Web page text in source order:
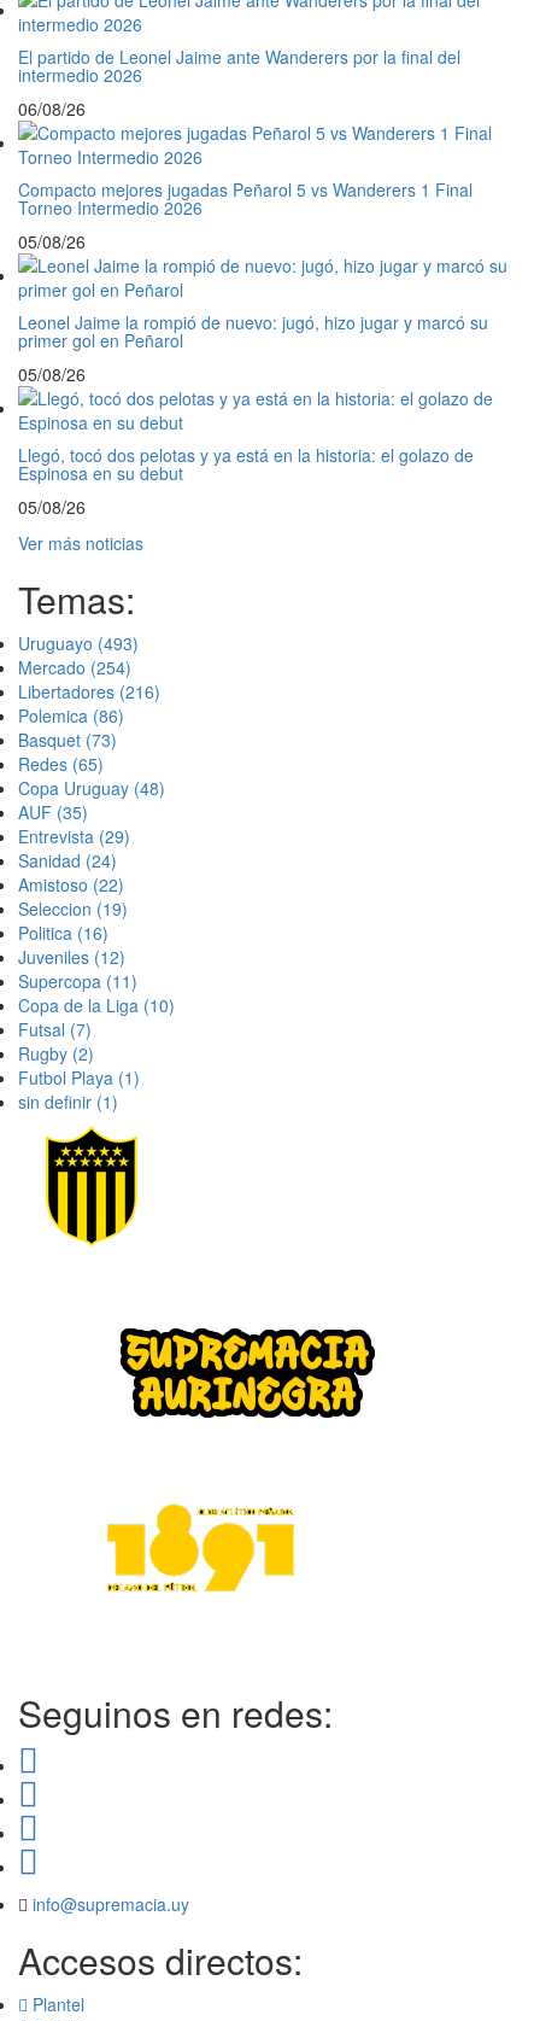
El partido de Leonel Jaime ante Wanderers por la final del
intermedio 2026
06/08/26
Compacto mejores jugadas Peñarol 5 vs Wanderers 1 Final
Torneo Intermedio 2026
05/08/26
Leonel Jaime la rompió de nuevo: jugó, hizo jugar y marcó su
primer gol en Peñarol
05/08/26
Llegó, tocó dos pelotas y ya está en la historia: el golazo de
Espinosa en su debut
05/08/26
Ver más noticias
Temas:
Uruguayo (493)
Mercado (254)
Libertadores (216)
Polemica (86)
Basquet (73)
Redes (65)
Copa Uruguay (48)
AUF (35)
Entrevista (29)
Sanidad (24)
Amistoso (22)
Seleccion (19)
Politica (16)
Juveniles (12)
Supercopa (11)
Copa de la Liga (10)
Futsal (7)
Rugby (2)
Futbol Playa (1)
sin definir (1)
Seguinos en redes:
info@supremacia.uy
Accesos directos:
Plantel